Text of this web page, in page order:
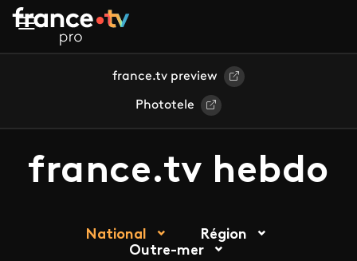
Aller au contenu principal
france.tv preview
Phototele
france.tv hebdo
National
Région
Outre-mer